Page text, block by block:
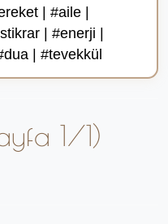
| #aile |
| #enerji |
| #tevekkül
1/1)